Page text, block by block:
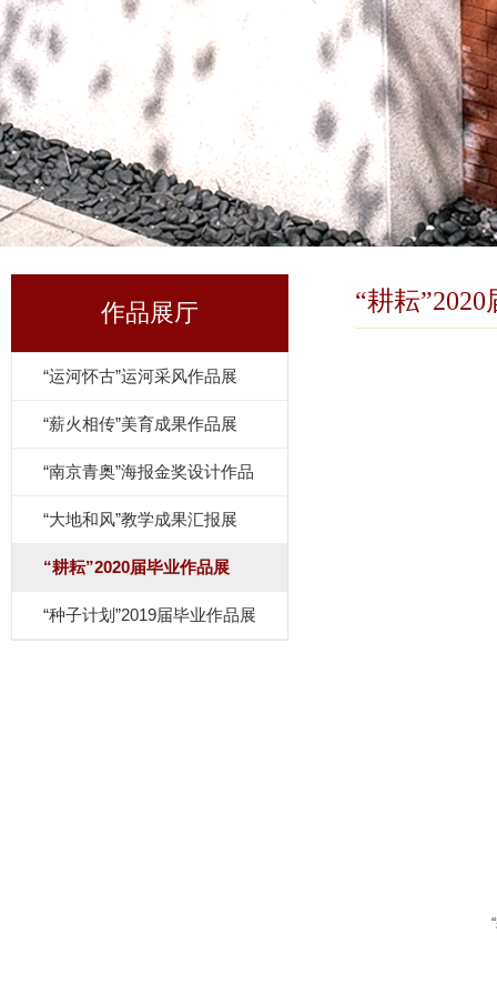
作品展厅
“运河怀古”运河采风作品展
“薪火相传”美育成果作品展
“南京青奥”海报金奖设计作品
“大地和风”教学成果汇报展
“耕耘”2020届毕业作品展
“种子计划”2019届毕业作品展
“耕耘